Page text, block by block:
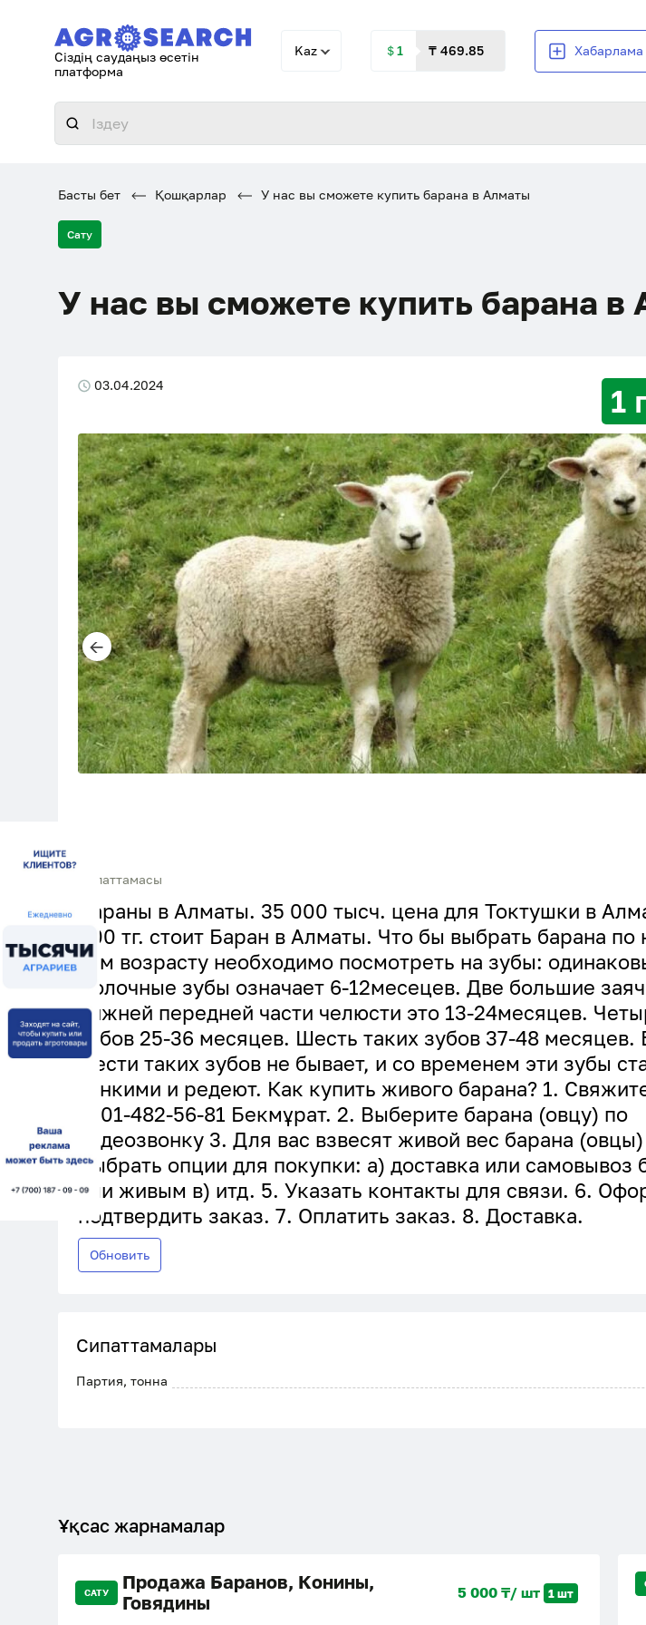
Сіздің саудаңыз өсетін
платформа
Kaz ＄1 ₸ 469.85
Басты бет Қошқарлар У нас вы сможете купить барана в Алматы
Сату
У нас вы сможете купить барана в
03.04.2024 1
Сипаттамасы
Бараны в Алматы. 35 000 тысч. цена для Токтушки в
000 тг. стоит Баран в Алматы. Что бы выбрать барана
вам возрасту необходимо посмотреть на зубы:
молочные зубы означает 6-12месецев. Две большие
нижней передней части челюсти это 13-24месяцев.
зубов 25-36 месяцев. Шесть таких зубов 37-48 месяцев.
шести таких зубов не бывает, и со временем эти зубы
тонкими и редеют. Как купить живого барана? 1.
8701-482-56-81 Бекмұрат. 2. Выберите барана (овцу) по
видеозвонку 3. Для вас взвесят живой вес барана
Выбрать опции для покупки: а) доставка или самовывоз
или живым в) итд. 5. Указать контакты для связи. 6.
подтвердить заказ. 7. Оплатить заказ. 8. Доставка.
Обновить
Сипаттамалары
Партия, тонна
Ұқсас жарнамалар
САТУ
Продажа Баранов, Конины,
Говядины
5 000 ₸/ шт 1 шт